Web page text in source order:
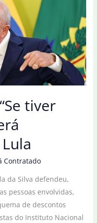
tiver
Contratado
da Silva defendeu,
pessoas envolvidas,
de descontos
do Instituto Nacional